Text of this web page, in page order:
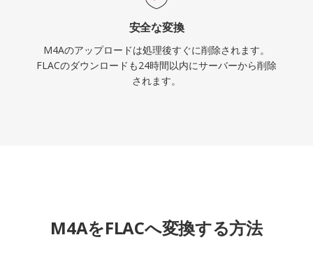
安全な変換
M4Aのアップロードは処理後すぐに削除されます。
FLACのダウンロードも24時間以内にサーバーから削除
されます。
M4AをFLACへ変換する方法